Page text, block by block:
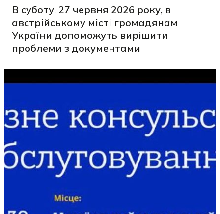
В суботу, 27 червня 2026 року, в
австрійському місті громадянам
України допоможуть вирішити
проблеми з документами